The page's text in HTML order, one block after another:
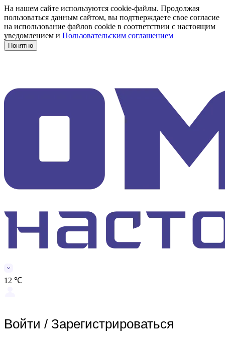
На нашем сайте используются cookie-файлы. Продолжая
пользоваться данным сайтом, вы подтверждаете свое согласие
на использование файлов cookie в соответствии с настоящим
уведомлением и Пользовательским соглашением
Понятно
12 ℃
Войти / Зарегистрироваться